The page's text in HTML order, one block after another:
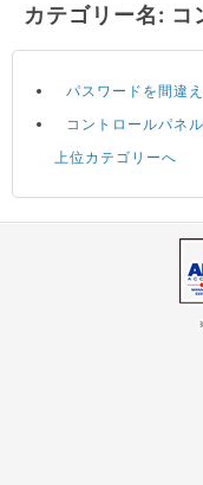
カテゴリー名: コ
パスワードを間違
コントロールパネ
上位カテゴリーへ